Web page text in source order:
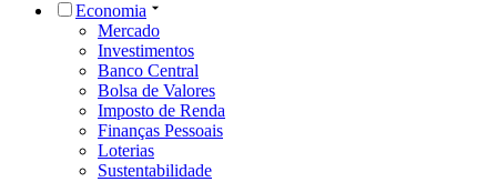
Economia
Mercado
Investimentos
Banco Central
Bolsa de Valores
Imposto de Renda
Finanças Pessoais
Loterias
Sustentabilidade